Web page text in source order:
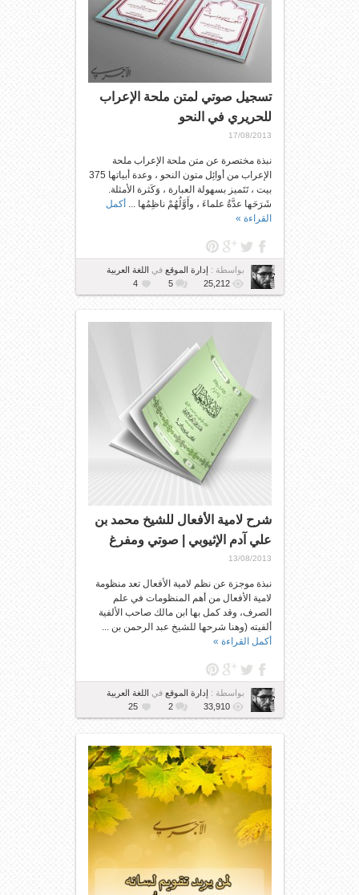
تسجيل صوتي لمتن ملحة الإعراب
للحريري في النحو
17/08/2013
نبذة مختصرة عن متن ملحة الإعراب ملحة
الإعراب من أوائِل متون النحو ، وعدة أبياتها 375
بيت ، تَتَميز بسهولة العبارة ، وَكَثرة الأمثلة.
شَرَحَها عدَّةُ علماءَ ، وأَوَّلُهُمْ ناظِمُها ...أكمل
القراءة »
بواسطة : إدارة الموقعفي اللغة العربية
25,212
5
4
شرح لامية الأفعال للشيخ محمد بن
علي آدم الإثيوبي | صوتي ومفرغ
13/08/2013
نبذة موجزة عن نظم لامية الأفعال تعد منظومة
لامية الأفعال من أهم المنظومات في علم
الصرف، وقد كمل بها ابن مالك صاحب الألفية
ألفيته (وهنا شرحها للشيخ عبد الرحمن بن ...
أكمل القراءة »
بواسطة : إدارة الموقعفي اللغة العربية
33,910
2
25